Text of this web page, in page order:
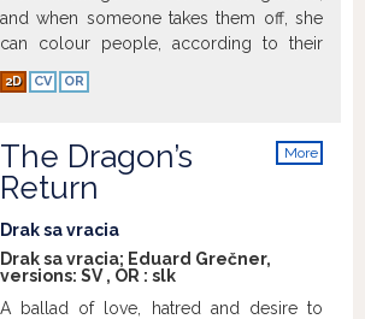
and when someone takes them off, she
can colour people, according to their
nature and mood. The grown-ups of the
village consider the cat to be dangerous,
2D CV OR
More
The Dragon’s
Return
Drak sa vracia
Drak sa vracia; Eduard Grečner,
versions: SV, OR : slk
A ballad of love, hatred and desire to